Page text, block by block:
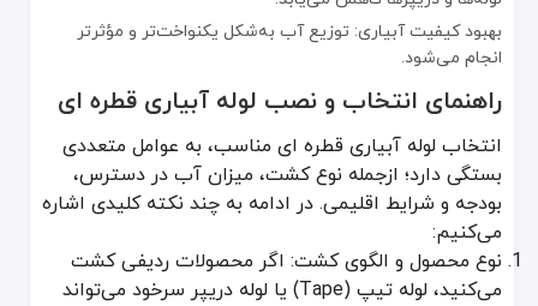
بهبود کیفیت آبیاری: توزیع آب به‌شکل یکنواخت‌تر و مؤثرتر
انجام می‌شود.
راهنمای انتخاب و نصب لوله آبیاری قطره ای
انتخاب لوله آبیاری قطره ای مناسب، به عوامل متعددی
بستگی دارد؛ ازجمله نوع کشت، میزان آب در دسترس،
بودجه و شرایط اقلیمی. در ادامه به چند نکته کلیدی اشاره
می‌کنیم:
نوع محصول و الگوی کشت: اگر محصولات ردیفی کشت
می‌کنید، لوله تیپ (Tape) یا لوله دریپر سرخود می‌تواند